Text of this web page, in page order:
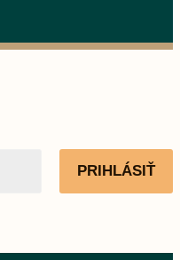
PRIHLÁSIŤ